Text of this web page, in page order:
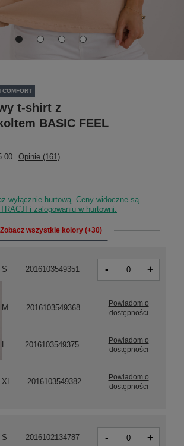
COMFORT
t-shirt z
BASIC FEEL
Opinie (161)
wyłącznie hurtową. Ceny widoczne są
i zalogowaniu w hurtowni.
Zobacz wszystkie kolory (+30)
S 2016102134787 - +
S 2016103549351 - +
M 2016103549368
Powiadom o
dostępności
2016103549375
Powiadom o
dostępności
XL 2016103549382
Powiadom o
dostępności